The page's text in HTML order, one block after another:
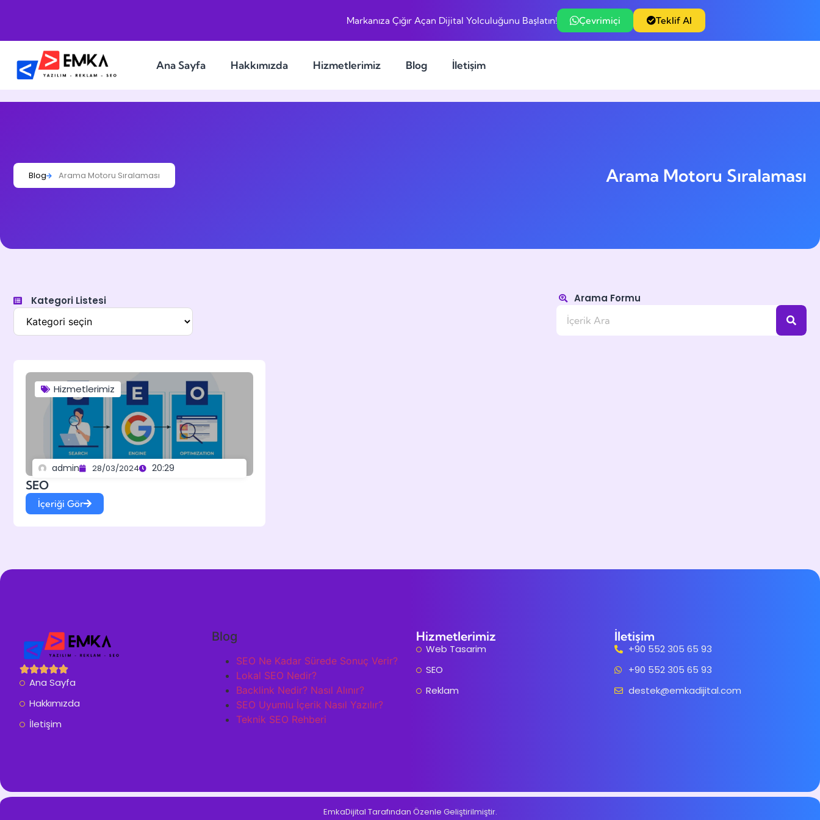
Markanıza Çığır Açan Dijital Yolculuğunu Başlatın! Çevrimiçi Teklif Al
Ana Sayfa Hakkımızda Hizmetlerimiz Blog İletişim
Blog Arama Motoru Sıralaması Arama Motoru Sıralaması
Kategori Listesi Arama Formu
admin 28/03/2024 20:29
SEO
İçeriği Gör
Hizmetlerimiz
Ana Sayfa
Hakkımızda
İletişim
Blog
SEO Ne Kadar Sürede Sonuç Verir?
Lokal SEO Nedir?
Backlink Nedir? Nasıl Alınır?
SEO Uyumlu İçerik Nasıl Yazılır?
Teknik SEO Rehberi
Hizmetlerimiz
Web Tasarim
SEO
Reklam
İletişim
+90 552 305 65 93
+90 552 305 65 93
destek@emkadijital.com
EmkaDijital Tarafından Özenle Geliştirilmiştir.